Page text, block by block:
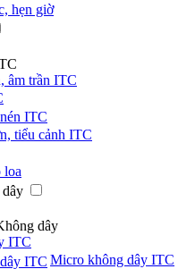
hẹn giờ
âm trần ITC
ITC
tiểu cảnh ITC
loa
dây
ITC
Micro không dây ITC